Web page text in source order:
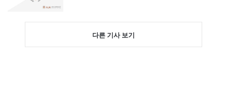
다른 기사 보기